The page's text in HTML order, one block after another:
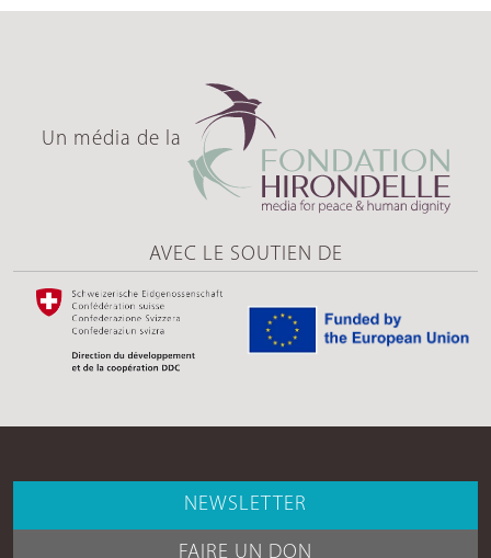
Un média de la
AVEC LE SOUTIEN DE
NEWSLETTER
FAIRE UN DON